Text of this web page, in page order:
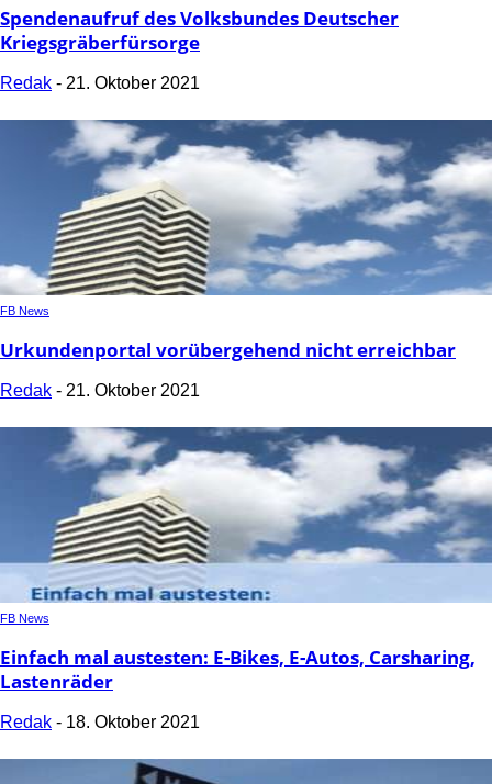
Spendenaufruf des Volksbundes Deutscher
Kriegsgräberfürsorge
Redak - 21. Oktober 2021
FB News
Urkundenportal vorübergehend nicht erreichbar
Redak - 21. Oktober 2021
FB News
Einfach mal austesten: E-Bikes, E-Autos, Carsharing,
Lastenräder
Redak - 18. Oktober 2021